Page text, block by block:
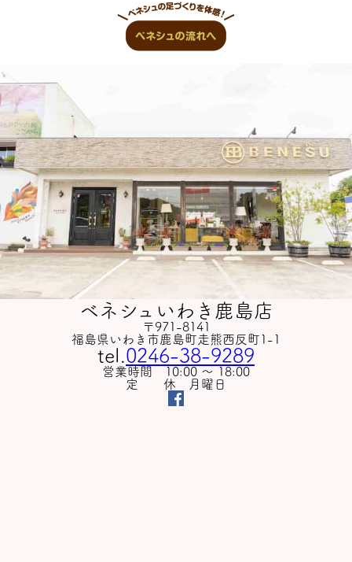
ベネシュいわき鹿島店
〒971-8141
福島県いわき市鹿島町走熊西反町1-1
tel. 0246-38-9289
営業時間 10:00 〜 18:00
定 休 月曜日